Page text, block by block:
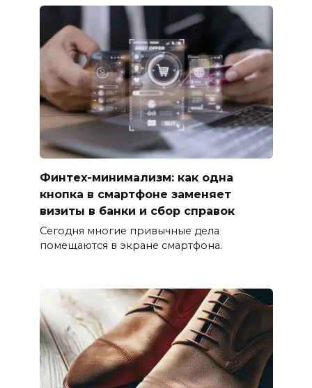
Финтех-минимализм: как одна
кнопка в смартфоне заменяет
визиты в банки и сбор справок
Сегодня многие привычные дела
помещаются в экране смартфона.